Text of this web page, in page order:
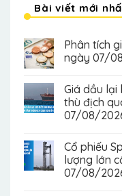
Bài viết mới
Phân tích
ngày 07/
Giá dầu lại
thù địch
07/08/
Cổ phiếu
lượng lớn
07/08/